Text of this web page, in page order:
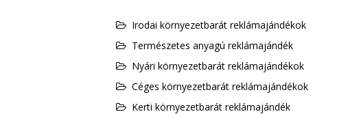
Irodai környezetbarát reklámajándékok
Természetes anyagú reklámajándék
Nyári környezetbarát reklámajándékok
Céges környezetbarát reklámajándékok
Kerti környezetbarát reklámajándék